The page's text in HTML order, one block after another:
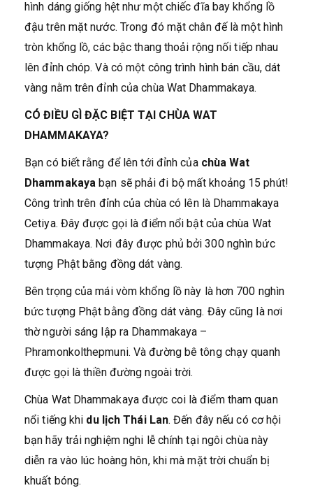
hình dáng giống hệt như một chiếc đĩa bay khổng lồ
đậu trên mặt nước. Trong đó mặt chân đế là một hình
tròn khổng lồ, các bậc thang thoải rộng nối tiếp nhau
lên đỉnh chóp. Và có một công trình hình bán cầu, dát
vàng nằm trên đỉnh của chùa Wat Dhammakaya.
CÓ ĐIỀU GÌ ĐẶC BIỆT TẠI CHÙA WAT
DHAMMAKAYA?
Bạn có biết rằng để lên tới đỉnh của chùa Wat
Dhammakaya bạn sẽ phải đi bộ mất khoảng 15 phút!
Công trình trên đỉnh của chùa có lên là Dhammakaya
Cetiya. Đây được gọi là điểm nổi bật của chùa Wat
Dhammakaya. Nơi đây được phủ bởi 300 nghìn bức
tượng Phật bằng đồng dát vàng.
Bên trọng của mái vòm khổng lồ này là hơn 700 nghìn
bức tượng Phật bằng đồng dát vàng. Đây cũng là nơi
thờ người sáng lập ra Dhammakaya –
Phramonkolthepmuni. Và đường bê tông chạy quanh
được gọi là thiền đường ngoài trời.
Chùa Wat Dhammakaya được coi là điểm tham quan
nổi tiếng khi du lịch Thái Lan. Đến đây nếu có cơ hội
bạn hãy trải nghiệm nghi lễ chính tại ngôi chùa này
diễn ra vào lúc hoàng hôn, khi mà mặt trời chuẩn bị
khuất bóng.